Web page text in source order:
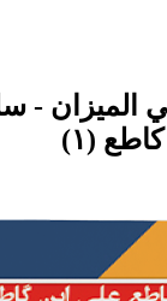
- سلسلة الرد